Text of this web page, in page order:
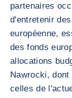
partenaires
d'entretenir
européenne,
des fonds
allocations
Nawrocki,
celles de